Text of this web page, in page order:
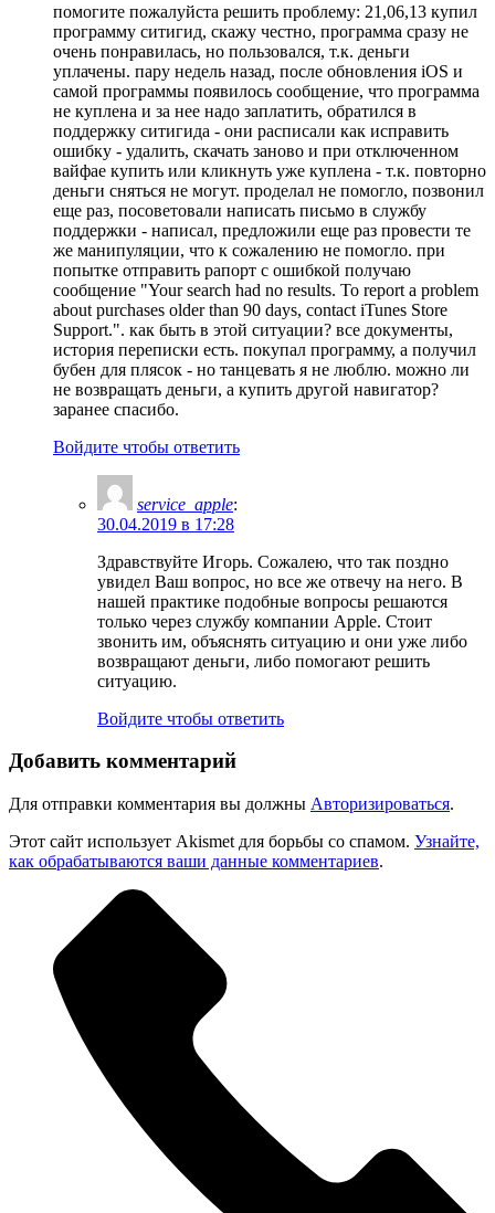
помогите пожалуйста решить проблему: 21,06,13 купил
программу ситигид, скажу честно, программа сразу не
очень понравилась, но пользовался, т.к. деньги
уплачены. пару недель назад, после обновления iOS и
самой программы появилось сообщение, что программа
не куплена и за нее надо заплатить, обратился в
поддержку ситигида - они расписали как исправить
ошибку - удалить, скачать заново и при отключенном
вайфае купить или кликнуть уже куплена - т.к. повторно
деньги сняться не могут. проделал не помогло, позвонил
еще раз, посоветовали написать письмо в службу
поддержки - написал, предложили еще раз провести те
же манипуляции, что к сожалению не помогло. при
попытке отправить рапорт с ошибкой получаю
сообщение "Your search had no results. To report a problem
about purchases older than 90 days, contact iTunes Store
Support.". как быть в этой ситуации? все документы,
история переписки есть. покупал программу, а получил
бубен для плясок - но танцевать я не люблю. можно ли
не возвращать деньги, а купить другой навигатор?
заранее спасибо.
Войдите чтобы ответить
service_apple:
30.04.2019 в 17:28
Здравствуйте Игорь. Сожалею, что так поздно
увидел Ваш вопрос, но все же отвечу на него. В
нашей практике подобные вопросы решаются
только через службу компании Apple. Стоит
звонить им, объяснять ситуацию и они уже либо
возвращают деньги, либо помогают решить
ситуацию.
Войдите чтобы ответить
Добавить комментарий
Для отправки комментария вы должны Авторизироваться.
Этот сайт использует Akismet для борьбы со спамом. Узнайте,
как обрабатываются ваши данные комментариев.